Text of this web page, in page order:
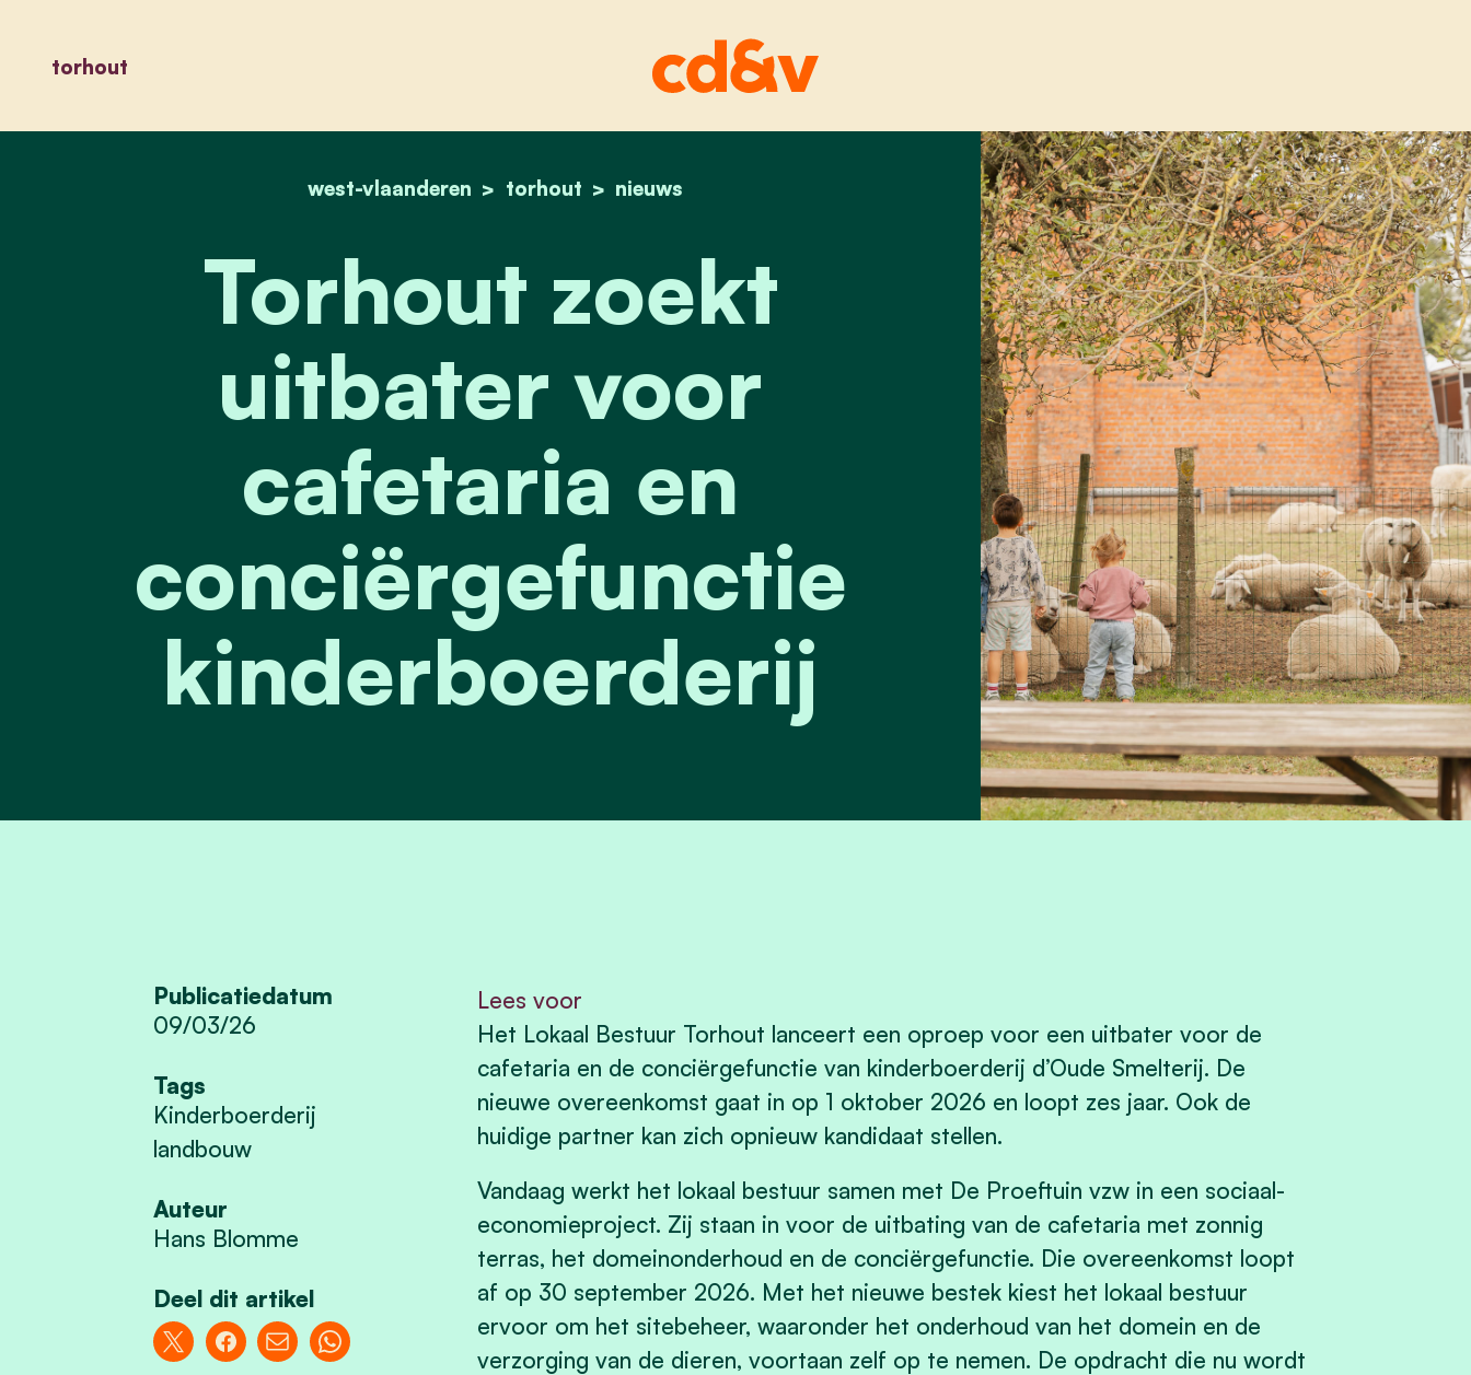
torhout
home
west-vlaanderen torhout nieuws
torhout zoekt uitbater voor cafetaria en conciërgefunctie kinderboerderij
Torhout zoekt
uitbater voor
cafetaria en
conciërgefunctie
kinderboerderij
Publicatiedatum
09/03/26
Tags
Kinderboerderij
landbouw
Auteur
Hans Blomme
Deel dit artikel
Lees voor
Het Lokaal Bestuur Torhout lanceert een oproep voor een uitbater voor de
cafetaria en de conciërgefunctie van kinderboerderij d’Oude Smelterij. De
nieuwe overeenkomst gaat in op 1 oktober 2026 en loopt zes jaar. Ook de
huidige partner kan zich opnieuw kandidaat stellen.
Vandaag werkt het lokaal bestuur samen met De Proeftuin vzw in een sociaal-
economieproject. Zij staan in voor de uitbating van de cafetaria met zonnig
terras, het domeinonderhoud en de conciërgefunctie. Die overeenkomst loopt
af op 30 september 2026. Met het nieuwe bestek kiest het lokaal bestuur
ervoor om het sitebeheer, waaronder het onderhoud van het domein en de
verzorging van de dieren, voortaan zelf op te nemen. De opdracht die nu wordt